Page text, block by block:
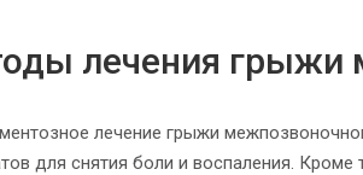
лечения грыжи
лечение грыжи
для снятия боли и воспаления.